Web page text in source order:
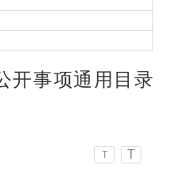
开事项通用目录
T T